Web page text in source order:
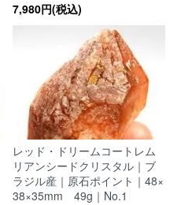
7,980円(税込)
レッド・ドリームコートレム
リアンシードクリスタル｜ブ
ラジル産｜原石ポイント｜48×
38×35mm 49g｜No.1